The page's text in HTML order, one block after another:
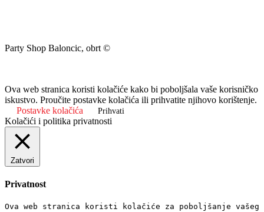
Party Shop Baloncic, obrt ©
Ova web stranica koristi kolačiće kako bi poboljšala vaše korisničko
iskustvo. Proučite postavke kolačića ili prihvatite njihovo korištenje.
Postavke kolačića
Prihvati
Kolačići i politika privatnosti
Zatvori
Privatnost
Ova web stranica koristi kolačiće za poboljšanje